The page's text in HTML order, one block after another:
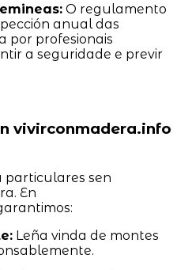
O regulamento
anual das
por profesionais
a seguridade e previr
vivirconmadera.info
particulares sen
En
Leña vinda de montes